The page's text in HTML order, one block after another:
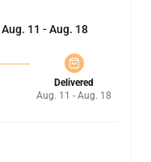
Aug. 11 - Aug. 18
Delivered
Aug. 11 - Aug. 18